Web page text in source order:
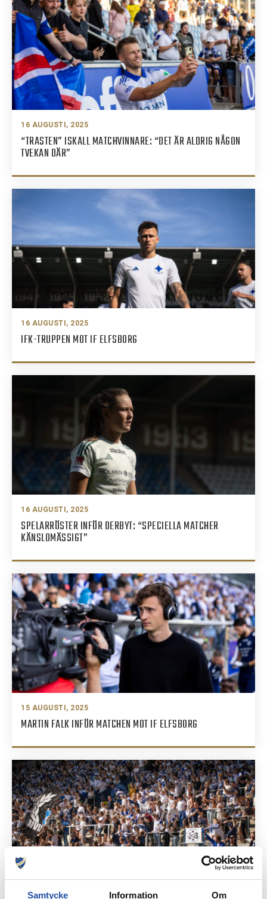
Samtycke Information Om
16 AUGUSTI, 2025
“TRASTEN” ISKALL MATCHVINNARE: “DET ÄR ALDRIG NÅGON
TVEKAN DÄR”
16 AUGUSTI, 2025
IFK-TRUPPEN MOT IF ELFSBORG
16 AUGUSTI, 2025
SPELARRÖSTER INFÖR DERBYT: “SPECIELLA MATCHER
KÄNSLOMÄSSIGT”
15 AUGUSTI, 2025
MARTIN FALK INFÖR MATCHEN MOT IF ELFSBORG
15 AUGUSTI, 2025